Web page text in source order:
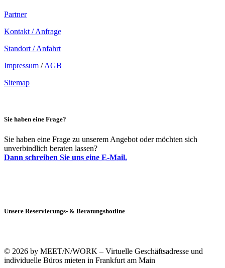
Partner
Kontakt / Anfrage
Standort / Anfahrt
Impressum /AGB
Sitemap
Sie haben eine Frage?
Sie haben eine Frage zu unserem Angebot oder möchten sich
unverbindlich beraten lassen?
Dann schreiben Sie uns eine E-Mail.
Unsere Reservierungs- & Beratungshotline
© 2026 by MEET/N/WORK – Virtuelle Geschäftsadresse und
individuelle Büros mieten in Frankfurt am Main